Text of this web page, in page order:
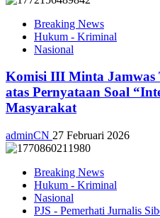
Breaking News
Hukum - Kriminal
Nasional
Komisi III Minta Jamwas
atas Pernyataan Soal
Masyarakat
adminCN 27 Februari 2026
Breaking News
Hukum - Kriminal
Nasional
PJS - Pemerhati Jurnalis